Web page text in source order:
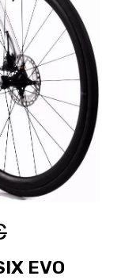
EVO